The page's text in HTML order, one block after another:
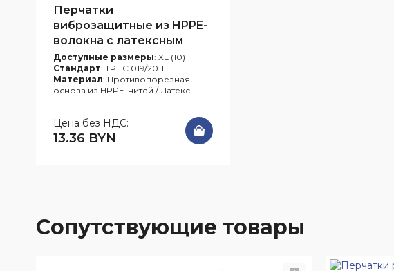
Вопрос-ответ
PDF-каталоги
Перчатки
виброзащитные из HPPE-
волокна с латексным
покрытием VibroHit
Доступные размеры: XL (10)
Стандарт: ТР ТС 019/2011
Материал: Противопорезная
основа из HPPE-нитей / Латекс
Цена без НДС:
13.36 BYN
Cопутствующие товары